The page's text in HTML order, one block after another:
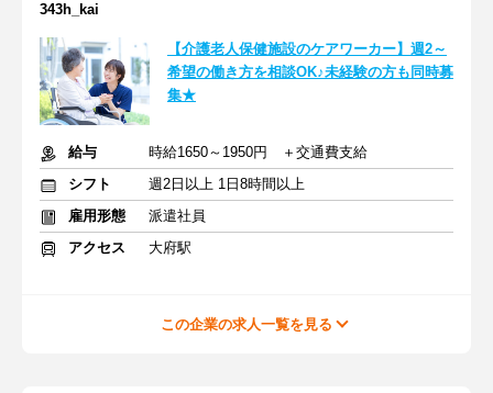
343h_kai
【介護老人保健施設のケアワーカー】週2～
希望の働き方を相談OK♪未経験の方も同時募
集★
給与
時給1650～1950円 ＋交通費支給
シフト
週2日以上 1日8時間以上
雇用形態
派遣社員
アクセス
大府駅
この企業の求人一覧を見る